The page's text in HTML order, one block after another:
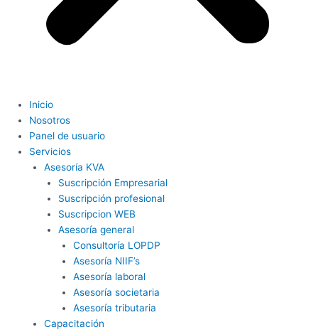
Inicio
Nosotros
Panel de usuario
Servicios
Asesoría KVA
Suscripción Empresarial
Suscripción profesional
Suscripcion WEB
Asesoría general
Consultoría LOPDP
Asesoría NIIF’s
Asesoría laboral
Asesoría societaria
Asesoría tributaria
Capacitación